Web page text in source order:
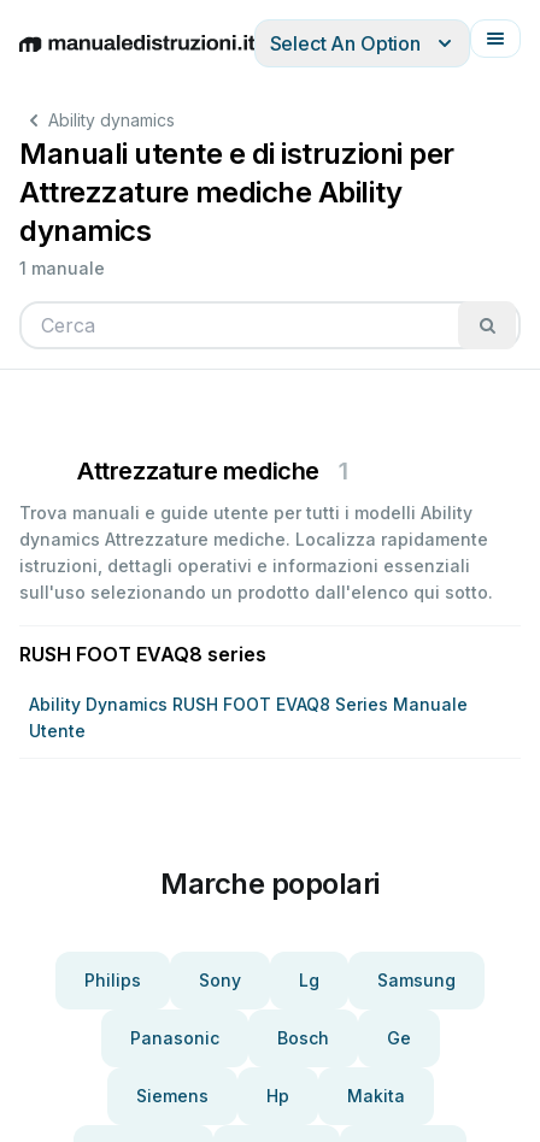
EnglishDeutschEspañolItalianoFrançais
Select An Option
Ability dynamics
Manuali utente e di istruzioni per
Attrezzature mediche Ability
dynamics
1 manuale
Attrezzature mediche 1
Trova manuali e guide utente per tutti i modelli Ability
dynamics Attrezzature mediche. Localizza rapidamente
istruzioni, dettagli operativi e informazioni essenziali
sull'uso selezionando un prodotto dall'elenco qui sotto.
RUSH FOOT EVAQ8 series
Ability Dynamics RUSH FOOT EVAQ8 Series Manuale
Utente
Marche popolari
Philips Sony Lg Samsung
Panasonic Bosch Ge
Siemens Hp Makita